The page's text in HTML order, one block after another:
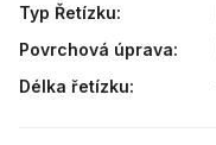
Typ Řetízku:
Povrchová úprava:
Délka řetízku: